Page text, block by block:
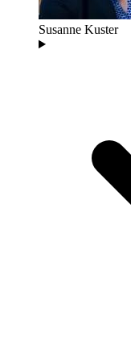
Susanne Kuster